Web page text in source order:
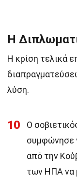
Η
Η κρίση τελικά
λύση.
10
Ο
συμφώνησε
από την
των ΗΠΑ να